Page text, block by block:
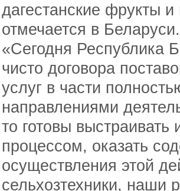
дагестанские фрукты
отмечается в Беларуси.
«Сегодня Республика
чисто договора
услуг в части
направлениями
то готовы
процессом, оказать
осуществления этой
сельхозтехники, наши